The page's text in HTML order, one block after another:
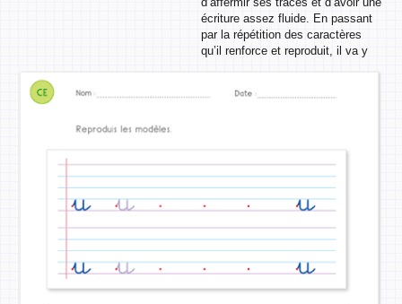
écriture assez fluide. En passant
par la répétition des caractères
qu’il renforce et reproduit, il va y